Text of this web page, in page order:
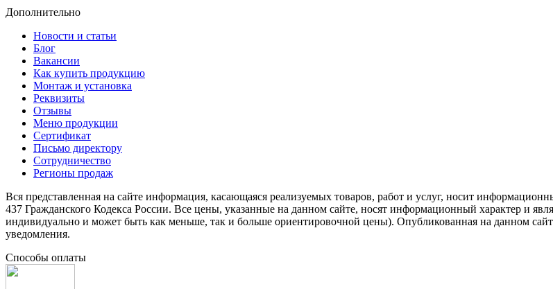
Дополнительно
Новости и статьи
Блог
Вакансии
Как купить продукцию
Монтаж и установка
Реквизиты
Отзывы
Меню продукции
Сертификат
Письмо директору
Сотрудничество
Регионы продаж
Вся представленная на сайте информация, касающаяся реализуемых товаров, работ и услуг, носит
437 Гражданского Кодекса России. Все цены, указанные на данном сайте, носят информационный характер и
индивидуально и может быть как меньше, так и больше ориентировочной цены). Опубликованная на данном
уведомления.
Способы оплаты